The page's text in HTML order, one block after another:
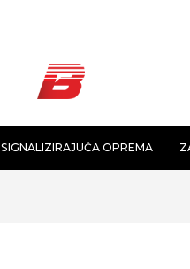
SIGNALIZIRAJUĆA OPREMA